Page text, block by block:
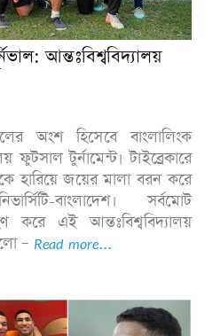
আন্তঃবিশ্ববিদ্যালয়
অংশ হিসেবে বাংলালিংক
টুর্নামেন্ট। টাইব্রেকারে
হারিয়ে জয়ের মালা বরন করে
বাংলাদেশ। সর্বমোট
করে এই আন্তঃবিশ্ববিদ্যালয়
– Read more...